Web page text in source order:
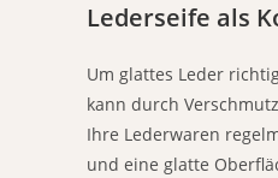
Lederseife als
Um glattes Leder
kann durch
Ihre Lederwaren
und eine glatte